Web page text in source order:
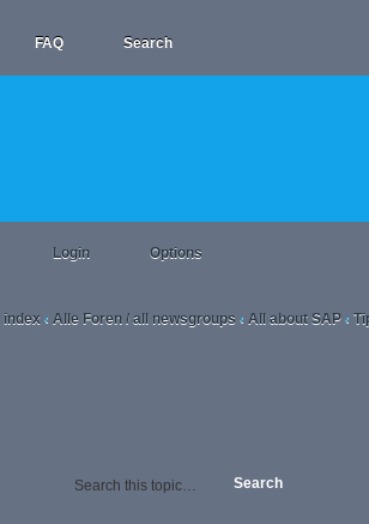
FAQ Search
Login Options
index ‹ Alle Foren / all newsgroups ‹ All about SAP ‹